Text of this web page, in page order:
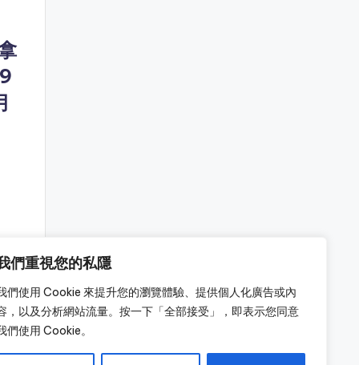
們重視您的私隱
們使用 Cookie 來提升您的瀏覽體驗、提供個人化廣告或內
，以及分析網站流量。按一下「全部接受」，即表示您同意
們使用 Cookie。